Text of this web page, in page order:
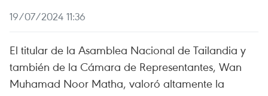
19/07/2024 11:36
El titular de la Asamblea Nacional de Tailandia y
también de la Cámara de Representantes, Wan
Muhamad Noor Matha, valoró altamente la